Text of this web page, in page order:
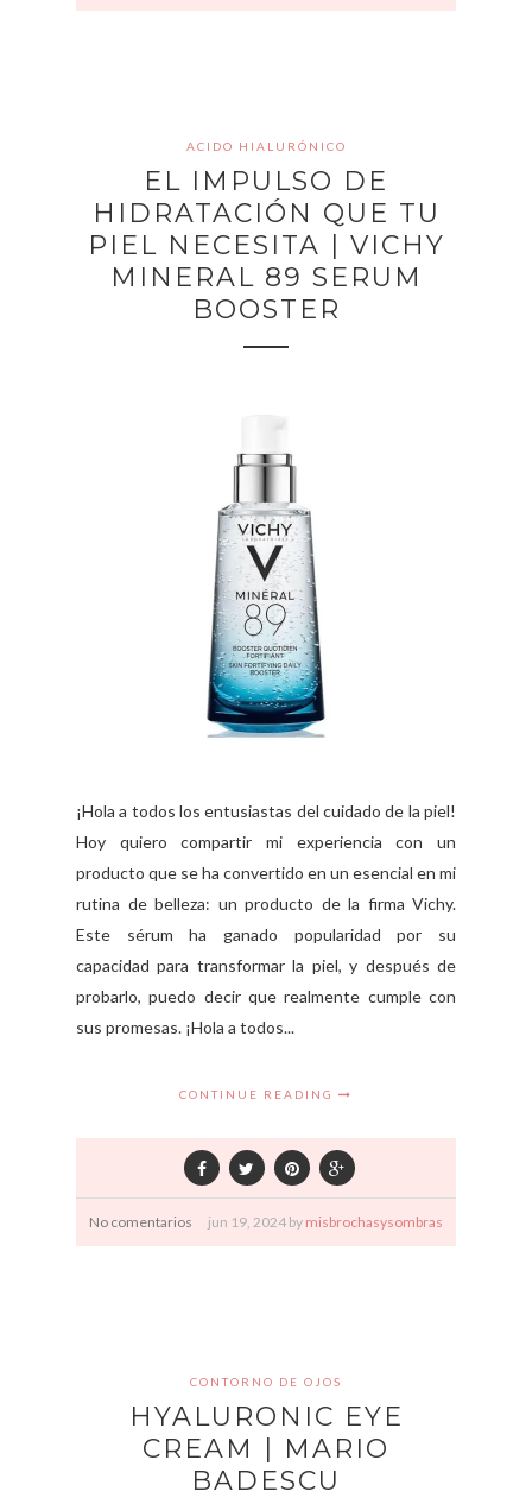
ACIDO HIALURÓNICO
EL IMPULSO DE
HIDRATACIÓN QUE TU
PIEL NECESITA | VICHY
MINERAL 89 SERUM
BOOSTER
¡Hola a todos los entusiastas del cuidado de la piel!
Hoy quiero compartir mi experiencia con un
producto que se ha convertido en un esencial en mi
rutina de belleza: un producto de la firma Vichy.
Este sérum ha ganado popularidad por su
capacidad para transformar la piel, y después de
probarlo, puedo decir que realmente cumple con
sus promesas. ¡Hola a todos...
CONTINUE READING
No comentarios jun 19, 2024 by misbrochasysombras
CONTORNO DE OJOS
HYALURONIC EYE
CREAM | MARIO
BADESCU